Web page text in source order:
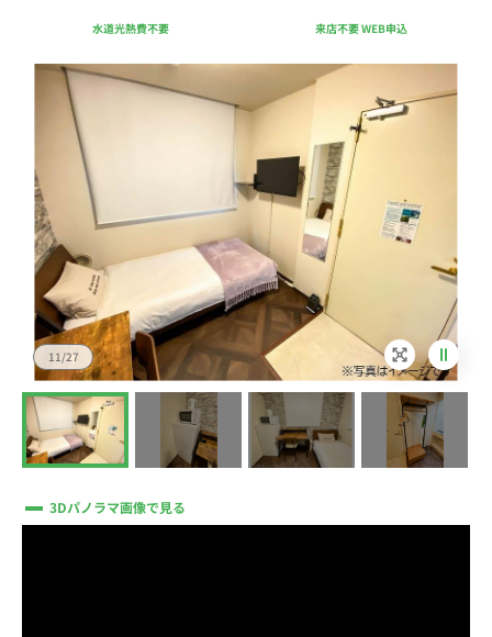
水道光熱費不要 来店不要 WEB申込
11/27
3Dパノラマ画像で見る